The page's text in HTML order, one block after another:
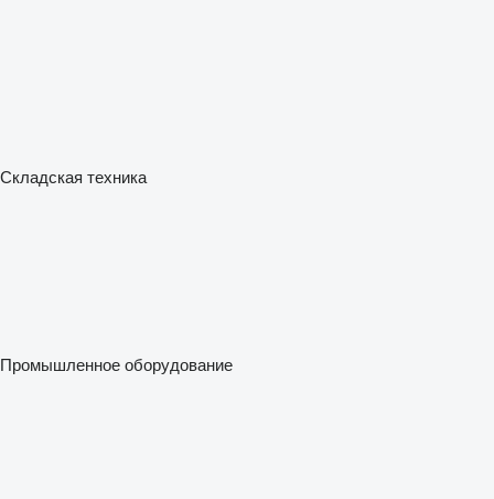
Складская техника
Промышленное оборудование